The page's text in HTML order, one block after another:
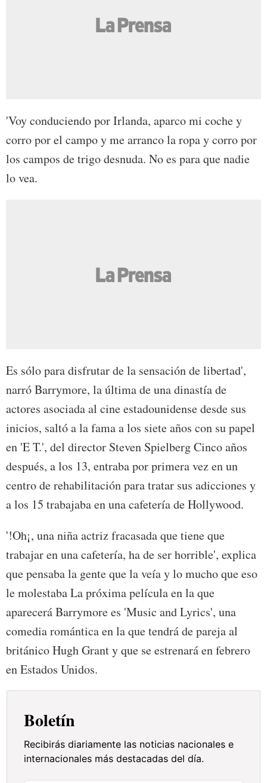
'Voy conduciendo por Irlanda, aparco mi coche y
corro por el campo y me arranco la ropa y corro por
los campos de trigo desnuda. No es para que nadie
lo vea.
Es sólo para disfrutar de la sensación de libertad',
narró Barrymore, la última de una dinastía de
actores asociada al cine estadounidense desde sus
inicios, saltó a la fama a los siete años con su papel
en 'E T.', del director Steven Spielberg Cinco años
después, a los 13, entraba por primera vez en un
centro de rehabilitación para tratar sus adicciones y
a los 15 trabajaba en una cafetería de Hollywood.
'!Oh¡, una niña actriz fracasada que tiene que
trabajar en una cafetería, ha de ser horrible', explica
que pensaba la gente que la veía y lo mucho que eso
le molestaba La próxima película en la que
aparecerá Barrymore es 'Music and Lyrics', una
comedia romántica en la que tendrá de pareja al
británico Hugh Grant y que se estrenará en febrero
en Estados Unidos.
Boletín
Recibirás diariamente las noticias nacionales e
internacionales más destacadas del día.